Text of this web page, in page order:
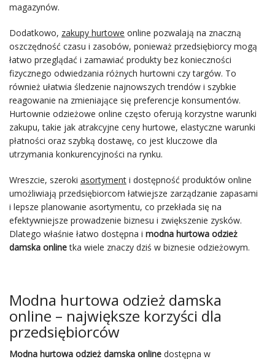
magazynów.
Dodatkowo, zakupy hurtowe online pozwalają na znaczną
oszczędność czasu i zasobów, ponieważ przedsiębiorcy mogą
łatwo przeglądać i zamawiać produkty bez konieczności
fizycznego odwiedzania różnych hurtowni czy targów. To
również ułatwia śledzenie najnowszych trendów i szybkie
reagowanie na zmieniające się preferencje konsumentów.
Hurtownie odzieżowe online często oferują korzystne warunki
zakupu, takie jak atrakcyjne ceny hurtowe, elastyczne warunki
płatności oraz szybką dostawę, co jest kluczowe dla
utrzymania konkurencyjności na rynku.
Wreszcie, szeroki asortyment i dostępność produktów online
umożliwiają przedsiębiorcom łatwiejsze zarządzanie zapasami
i lepsze planowanie asortymentu, co przekłada się na
efektywniejsze prowadzenie biznesu i zwiększenie zysków.
Dlatego właśnie łatwo dostępna i modna hurtowa odzież
damska onlinetka wiele znaczy dziś w biznesie odzieżowym.
Modna hurtowa odzież damska
online – największe korzyści dla
przedsiębiorców
Modna hurtowa odzież damska online dostępna w